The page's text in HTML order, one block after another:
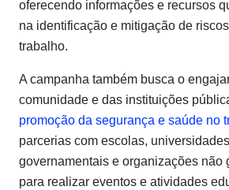
oferecendo informações e recursos
na identificação e mitigação de
trabalho.
A campanha também busca o
comunidade e das instituições
promoção da segurança e saúde no
parcerias com escolas,
governamentais e organizações não
para realizar eventos e atividades